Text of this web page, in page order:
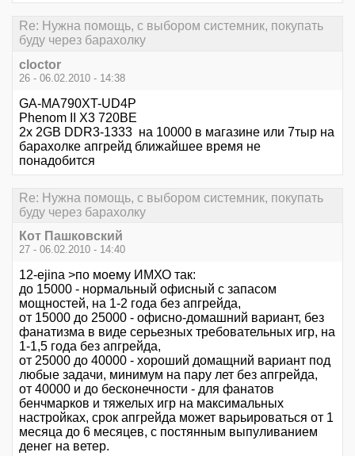
Re: Нужна помощь, с выбором системник, покупать
буду через барахолку
cloctor
26 - 06.02.2010 - 14:38
GA-MA790XT-UD4P
Phenom II X3 720BE
2x 2GB DDR3-1333 на 10000 в магазине или 7тыр на
барахолке апгрейд ближайшее время не
понадобится
Re: Нужна помощь, с выбором системник, покупать
буду через барахолку
Кот Пашковский
27 - 06.02.2010 - 14:40
12-ejina >по моему ИМХО так:
до 15000 - нормальный офисный с запасом
мощностей, на 1-2 года без апгрейда,
от 15000 до 25000 - офисно-домашний вариант, без
фанатизма в виде серьезных требовательных игр, на
1-1,5 года без апгрейда,
от 25000 до 40000 - хороший домащний вариант под
любые задачи, минимум на пару лет без апгрейда,
от 40000 и до бесконечности - для фанатов
бенчмарков и тяжелых игр на максимальных
настройках, срок апгрейда может варьироваться от 1
месяца до 6 месяцев, с постянным выпуливанием
денег на ветер.